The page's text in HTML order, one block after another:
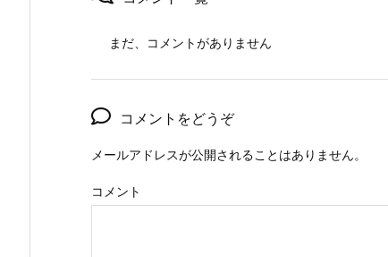
まだ、コメントがありません
コメントをどうぞ
メールアドレスが公開されることはありません。
コメント